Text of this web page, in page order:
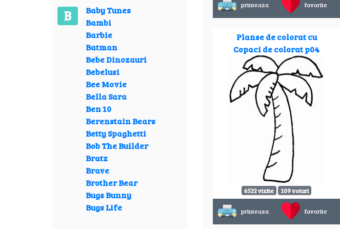
B
Baby Tunes
Bambi
Barbie
Batman
Bebe Dinozauri
Bebelusi
Bee Movie
Bella Sara
Ben 10
Berenstain Bears
Betty Spaghetti
Bob The Builder
Bratz
Brave
Brother Bear
Bugs Bunny
Bugs Life
printeaza favorite
Planse de colorat cu
Copaci de colorat p04
6522 vizite 109 voturi
printeaza favorite